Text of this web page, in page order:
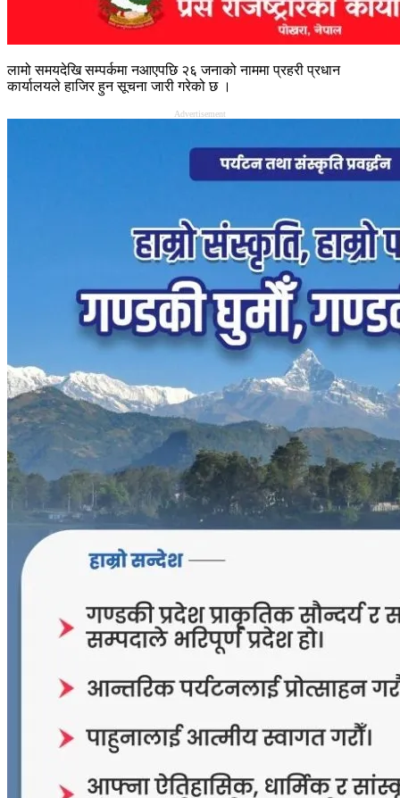
लामो समयदेखि सम्पर्कमा नआएपछि २६ जनाको नाममा प्रहरी प्रधान
कार्यालयले हाजिर हुन सूचना जारी गरेको छ ।
Advertisement